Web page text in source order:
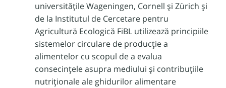
universitățile Wageningen, Cornell și Zürich și
de la Institutul de Cercetare pentru
Agricultură Ecologică FiBL utilizează principiile
sistemelor circulare de producție a
alimentelor cu scopul de a evalua
consecințele asupra mediului și contribuțiile
nutriționale ale ghidurilor alimentare